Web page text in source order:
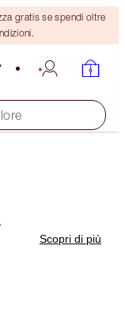
gratis se spendi oltre
Scopri di più